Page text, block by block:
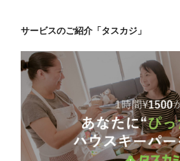
ン
サービスのご紹介「タスカジ」